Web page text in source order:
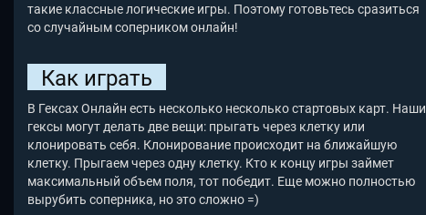
такие классные логические игры. Поэтому готовьтесь сразиться
со случайным соперником онлайн!
Как играть
В Гексах Онлайн есть несколько несколько стартовых карт. Наши
гексы могут делать две вещи: прыгать через клетку или
клонировать себя. Клонирование происходит на ближайшую
клетку. Прыгаем через одну клетку. Кто к концу игры займет
максимальный объем поля, тот победит. Еще можно полностью
вырубить соперника, но это сложно =)